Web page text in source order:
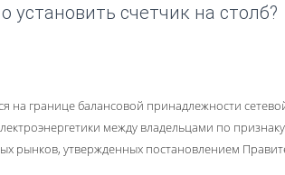
установить счетчик на столб?
на границе балансовой принадлежности
между владельцами по
рынков, утвержденных постановлением